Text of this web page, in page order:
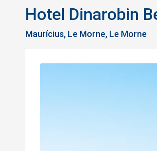
Hotel Dinarobin
Maurícius, Le Morne, Le Morne